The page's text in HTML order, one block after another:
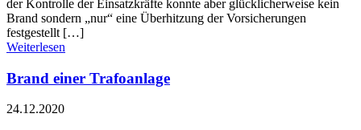
der Kontrolle der Einsatzkräfte konnte aber glücklicherweise kein
Brand sondern „nur“ eine Überhitzung der Vorsicherungen
festgestellt […]
Weiterlesen
Brand einer Trafoanlage
24.12.2020